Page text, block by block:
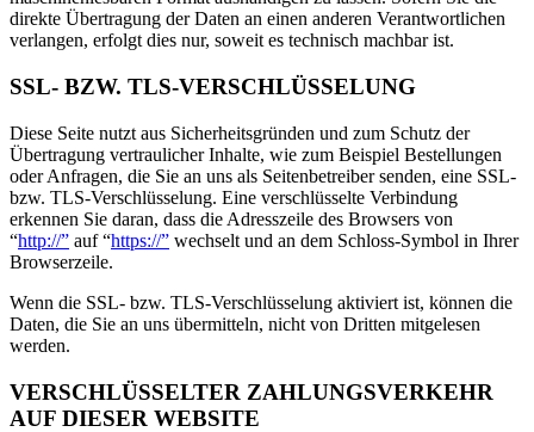
direkte Übertragung der Daten an einen anderen Verantwortlichen
verlangen, erfolgt dies nur, soweit es technisch machbar ist.
SSL- BZW. TLS-VERSCHLÜSSELUNG
Diese Seite nutzt aus Sicherheitsgründen und zum Schutz der
Übertragung vertraulicher Inhalte, wie zum Beispiel Bestellungen
oder Anfragen, die Sie an uns als Seitenbetreiber senden, eine SSL-
bzw. TLS-Verschlüsselung. Eine verschlüsselte Verbindung
erkennen Sie daran, dass die Adresszeile des Browsers von
“http://” auf “https://” wechselt und an dem Schloss-Symbol in Ihrer
Browserzeile.
Wenn die SSL- bzw. TLS-Verschlüsselung aktiviert ist, können die
Daten, die Sie an uns übermitteln, nicht von Dritten mitgelesen
werden.
VERSCHLÜSSELTER ZAHLUNGSVERKEHR
AUF DIESER WEBSITE